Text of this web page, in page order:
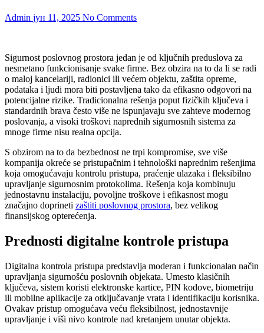
Admin јун 11, 2025 No Comments
Sigurnost poslovnog prostora jedan je od ključnih preduslova za
nesmetano funkcionisanje svake firme. Bez obzira na to da li se radi
o maloj kancelariji, radionici ili većem objektu, zaštita opreme,
podataka i ljudi mora biti postavljena tako da efikasno odgovori na
potencijalne rizike. Tradicionalna rešenja poput fizičkih ključeva i
standardnih brava često više ne ispunjavaju sve zahteve modernog
poslovanja, a visoki troškovi naprednih sigurnosnih sistema za
mnoge firme nisu realna opcija.
S obzirom na to da bezbednost ne trpi kompromise, sve više
kompanija okreće se pristupačnim i tehnološki naprednim rešenjima
koja omogućavaju kontrolu pristupa, praćenje ulazaka i fleksibilno
upravljanje sigurnosnim protokolima. Rešenja koja kombinuju
jednostavnu instalaciju, povoljne troškove i efikasnost mogu
značajno doprineti zaštiti poslovnog prostora, bez velikog
finansijskog opterećenja.
Prednosti digitalne kontrole pristupa
Digitalna kontrola pristupa predstavlja moderan i funkcionalan način
upravljanja sigurnošću poslovnih objekata. Umesto klasičnih
ključeva, sistem koristi elektronske kartice, PIN kodove, biometriju
ili mobilne aplikacije za otključavanje vrata i identifikaciju korisnika.
Ovakav pristup omogućava veću fleksibilnost, jednostavnije
upravljanje i viši nivo kontrole nad kretanjem unutar objekta.